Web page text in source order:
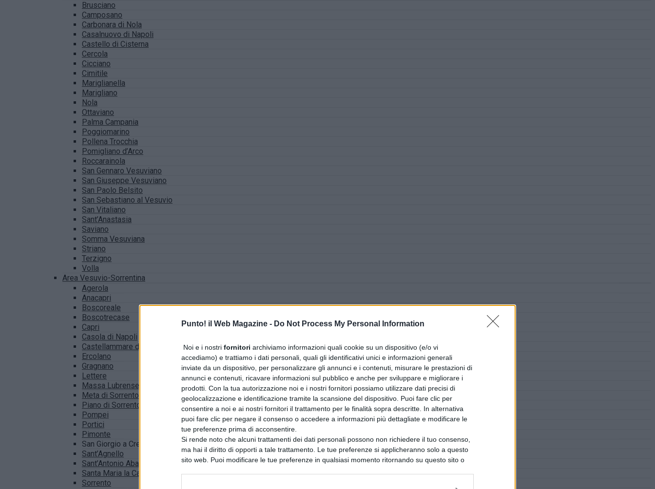
Punto! il Web Magazine - Do Not Process My Personal Information
Noi e i nostri fornitori archiviamo informazioni quali cookie su un dispositivo (e/o vi
accediamo) e trattiamo i dati personali, quali gli identificativi unici e informazioni generali
inviate da un dispositivo, per personalizzare gli annunci e i contenuti, misurare le prestazioni di
annunci e contenuti, ricavare informazioni sul pubblico e anche per sviluppare e migliorare i
prodotti. Con la tua autorizzazione noi e i nostri fornitori possiamo utilizzare dati precisi di
geolocalizzazione e identificazione tramite la scansione del dispositivo. Puoi fare clic per
consentire a noi e ai nostri fornitori il trattamento per le finalità sopra descritte. In alternativa
puoi fare clic per negare il consenso o accedere a informazioni più dettagliate e modificare le
tue preferenze prima di acconsentire.
Si rende noto che alcuni trattamenti dei dati personali possono non richiedere il tuo consenso,
ma hai il diritto di opporti a tale trattamento. Le tue preferenze si applicheranno solo a questo
sito web. Puoi modificare le tue preferenze in qualsiasi momento ritornando su questo sito o
Brusciano
Camposano
Carbonara di Nola
Casalnuovo di Napoli
Castello di Cisterna
Cercola
Cicciano
Cimitile
Mariglianella
Marigliano
Nola
Ottaviano
Palma Campania
Poggiomarino
Pollena Trocchia
Pomigliano d’Arco
Roccarainola
San Gennaro Vesuviano
San Giuseppe Vesuviano
San Paolo Belsito
San Sebastiano al Vesuvio
San Vitaliano
Sant’Anastasia
Saviano
Somma Vesuviana
Striano
Terzigno
Volla
Area Vesuvio-Sorrentina
Agerola
Anacapri
Boscoreale
Boscotrecase
Capri
Casola di Napoli
Castellammare di Stabia
Ercolano
Gragnano
Lettere
Massa Lubrense
Meta di Sorrento
Piano di Sorrento
Pompei
Portici
Pimonte
San Giorgio a Cremano
Sant’Agnello
Sant’Antonio Abate
Santa Maria la Carità
Sorrento